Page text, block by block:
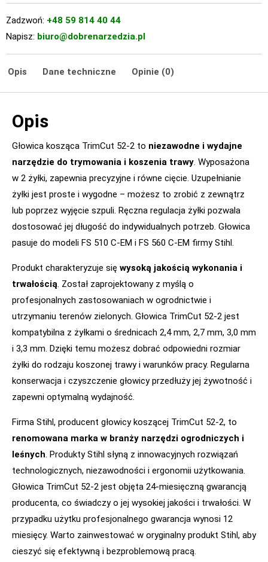
Zadzwoń: +48 59 814 40 44
Napisz: biuro@dobrenarzedzia.pl
Opis Dane techniczne Opinie (0)
Opis
Głowica kosząca TrimCut 52-2 to niezawodne i wydajne
narzędzie do trymowania i koszenia trawy. Wyposażona
w 2 żyłki, zapewnia precyzyjne i równe cięcie. Uzupełnianie
żyłki jest proste i wygodne – możesz to zrobić z zewnątrz
lub poprzez wyjęcie szpuli. Ręczna regulacja żyłki pozwala
dostosować jej długość do indywidualnych potrzeb. Głowica
pasuje do modeli FS 510 C-EM i FS 560 C-EM firmy Stihl.
Produkt charakteryzuje się wysoką jakością wykonania i
trwałością. Został zaprojektowany z myślą o
profesjonalnych zastosowaniach w ogrodnictwie i
utrzymaniu terenów zielonych. Głowica TrimCut 52-2 jest
kompatybilna z żyłkami o średnicach 2,4 mm, 2,7 mm, 3,0 mm
i 3,3 mm. Dzięki temu możesz dobrać odpowiedni rozmiar
żyłki do rodzaju koszonej trawy i warunków pracy. Regularna
konserwacja i czyszczenie głowicy przedłuży jej żywotność i
zapewni optymalną wydajność.
Firma Stihl, producent głowicy koszącej TrimCut 52-2, to
renomowana marka w branży narzędzi ogrodniczych i
leśnych. Produkty Stihl słyną z innowacyjnych rozwiązań
technologicznych, niezawodności i ergonomii użytkowania.
Głowica TrimCut 52-2 jest objęta 24-miesięczną gwarancją
producenta, co świadczy o jej wysokiej jakości i trwałości. W
przypadku użytku profesjonalnego gwarancja wynosi 12
miesięcy. Warto zainwestować w oryginalny produkt Stihl, aby
cieszyć się efektywną i bezproblemową pracą.